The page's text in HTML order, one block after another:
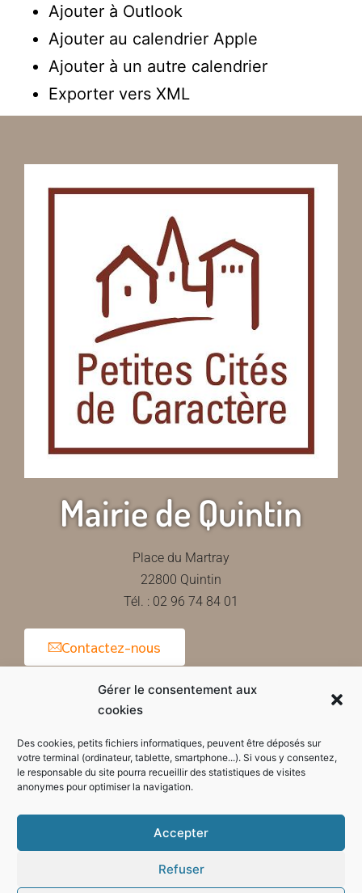
Gérer le consentement aux
cookies
Des cookies, petits fichiers informatiques, peuvent être déposés sur
votre terminal (ordinateur, tablette, smartphone...). Si vous y consentez,
le responsable du site pourra recueillir des statistiques de visites
anonymes pour optimiser la navigation.
Accepter
Refuser
Ajouter à Outlook
Ajouter au calendrier Apple
Ajouter à un autre calendrier
Exporter vers XML
Mairie de Quintin
Place du Martray
22800 Quintin
Tél. : 02 96 74 84 01
Contactez-nous
Horaires d'ouverture de la mairie